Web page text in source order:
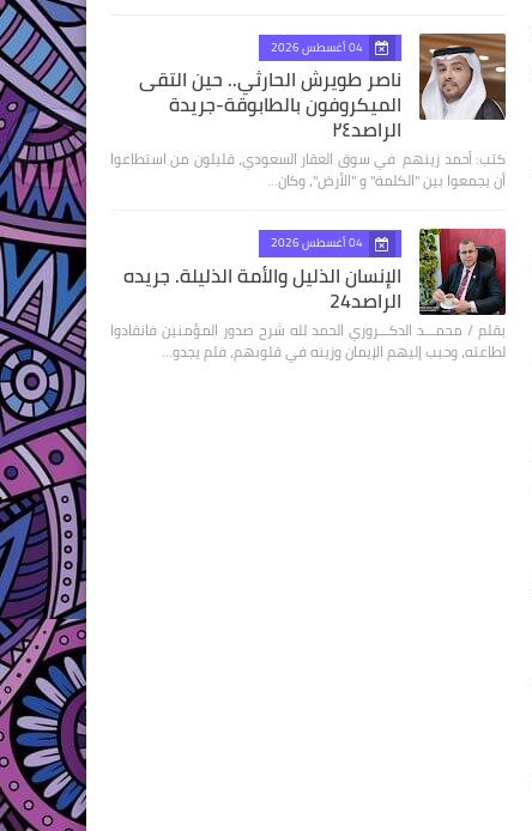
04 أغسطس 2026
ناصر طويرش الحارثي.. حين التقى
الميكروفون بالطابوقة-جريدة
الراصد٢٤
كتب: أحمد زينهم في سوق العقار السعودي، قليلون من استطاعوا
أن يجمعوا بين "الكلمة" و "الأرض"، وكان…
04 أغسطس 2026
الإنسان الذليل والأمة الذليلة. جريده
الراصد24
بقلم / محمـــد الدكـــروري الحمد لله شرح صدور المؤمنين فانقادوا
لطاعته، وحبب إليهم الإيمان وزينه في قلوبهم، فلم يجدو…